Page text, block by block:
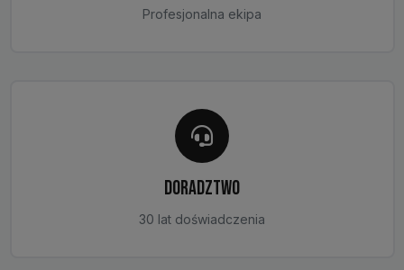
Profesjonalna ekipa
DORADZTWO
30 lat doświadczenia